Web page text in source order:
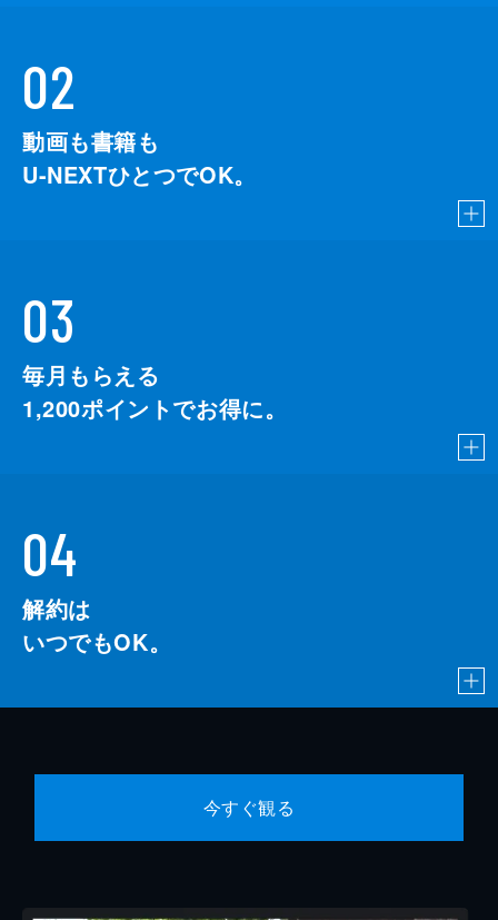
02
動画も書籍も
U-NEXTひとつでOK。
03
毎月もらえる
1,200ポイントでお得に。
04
解約は
いつでもOK。
今すぐ観る